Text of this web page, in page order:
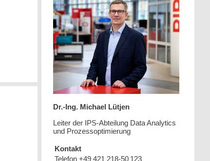
Dr.-Ing. Michael Lütjen
Leiter der IPS-Abteilung Data Analytics
und Prozessoptimierung
Kontakt
Telefon +49 421 218-50 123